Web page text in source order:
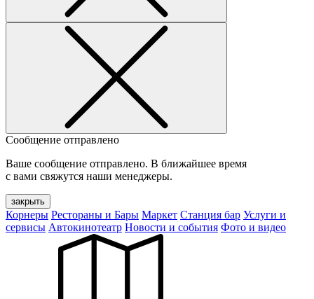
Сообщение отправлено
Ваше сообщение отправлено. В ближайшее время
с вами свяжутся наши менеджеры.
закрыть
Корнеры Рестораны и Бары Маркет Станция бар Услуги и
сервисы Автокинотеатр Новости и события Фото и видео